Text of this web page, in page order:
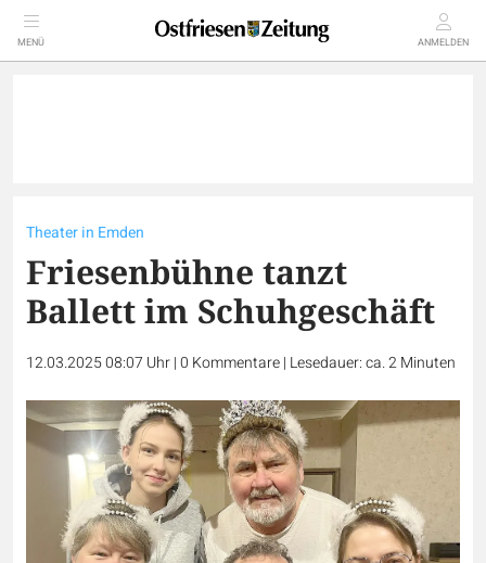
MENÜ ANMELDEN
Theater in Emden
Friesenbühne tanzt
Ballett im Schuhgeschäft
12.03.2025 08:07 Uhr|0 Kommentare| Lesedauer: ca. 2 Minuten